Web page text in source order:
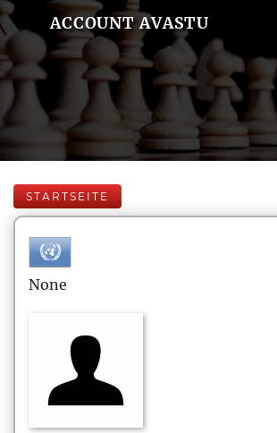
ACCOUNT AVASTU
STARTSEITE
None